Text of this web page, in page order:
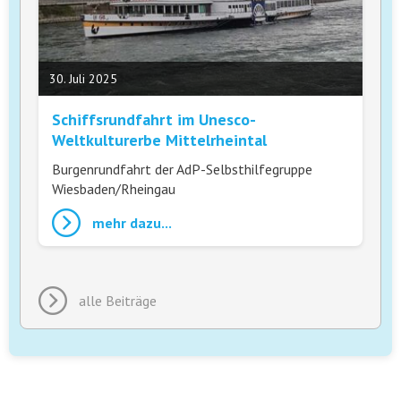
30. Juli 2025
Schiffsrundfahrt im Unesco-
Weltkulturerbe Mittelrheintal
Burgenrundfahrt der AdP-Selbsthilfegruppe
Wiesbaden/Rheingau
mehr dazu...
alle Beiträge